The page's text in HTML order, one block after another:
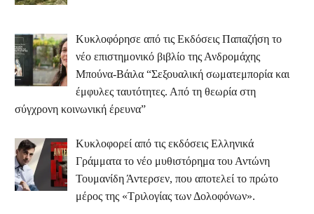
Κυκλοφόρησε από τις Εκδόσεις Παπαζήση το
νέο επιστημονικό βιβλίο της Ανδρομάχης
Μπούνα-Βάιλα “Σεξουαλική σωματεμπορία και
έμφυλες ταυτότητες. Από τη θεωρία στη
σύγχρονη κοινωνική έρευνα”
Κυκλοφορεί από τις εκδόσεις Ελληνικά
Γράμματα το νέο μυθιστόρημα του Αντώνη
Τουμανίδη Άντερσεν, που αποτελεί το πρώτο
μέρος της «Τριλογίας των Δολοφόνων».